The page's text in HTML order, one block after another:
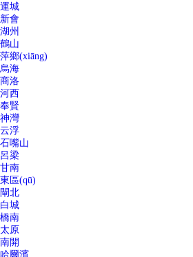
運城
新會
湖州
鶴山
萍鄉(xiāng)
烏海
商洛
河西
奉賢
神灣
云浮
石嘴山
呂梁
甘南
東區(qū)
閘北
白城
橋南
太原
南開
哈爾濱